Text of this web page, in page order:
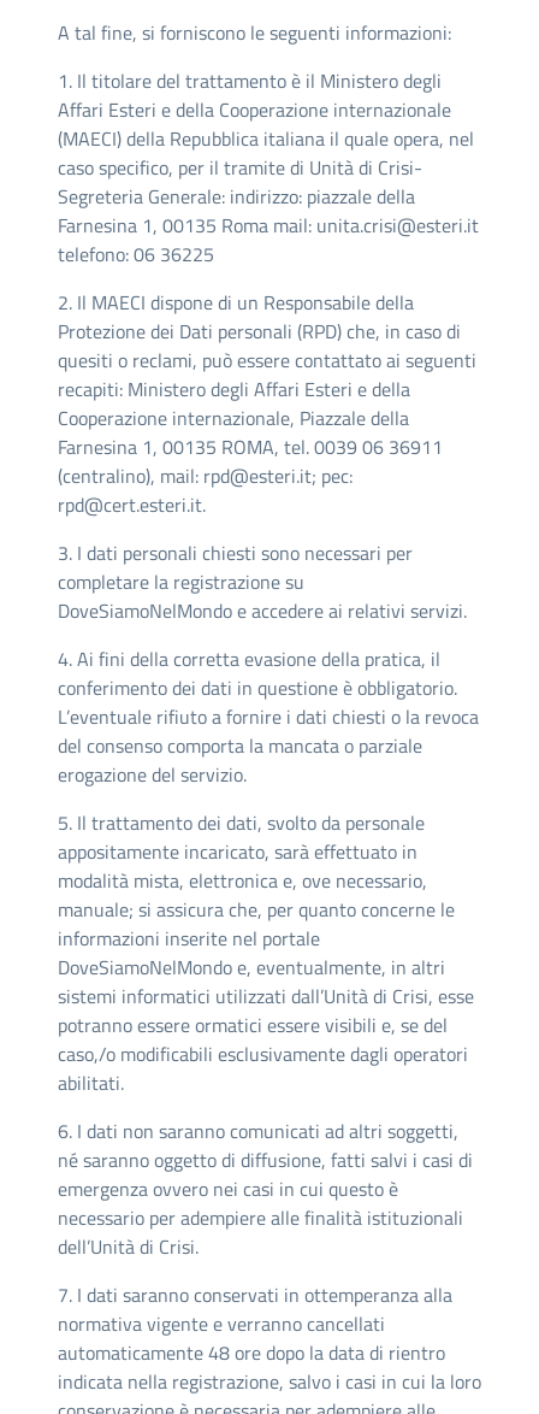
A tal fine, si forniscono le seguenti informazioni:
1. Il titolare del trattamento è il Ministero degli
Affari Esteri e della Cooperazione internazionale
(MAECI) della Repubblica italiana il quale opera, nel
caso specifico, per il tramite di Unità di Crisi-
Segreteria Generale: indirizzo: piazzale della
Farnesina 1, 00135 Roma mail: unita.crisi@esteri.it
telefono: 06 36225
2. Il MAECI dispone di un Responsabile della
Protezione dei Dati personali (RPD) che, in caso di
quesiti o reclami, può essere contattato ai seguenti
recapiti: Ministero degli Affari Esteri e della
Cooperazione internazionale, Piazzale della
Farnesina 1, 00135 ROMA, tel. 0039 06 36911
(centralino), mail: rpd@esteri.it; pec:
rpd@cert.esteri.it.
3. I dati personali chiesti sono necessari per
completare la registrazione su
DoveSiamoNelMondo e accedere ai relativi servizi.
4. Ai fini della corretta evasione della pratica, il
conferimento dei dati in questione è obbligatorio.
L’eventuale rifiuto a fornire i dati chiesti o la revoca
del consenso comporta la mancata o parziale
erogazione del servizio.
5. Il trattamento dei dati, svolto da personale
appositamente incaricato, sarà effettuato in
modalità mista, elettronica e, ove necessario,
manuale; si assicura che, per quanto concerne le
informazioni inserite nel portale
DoveSiamoNelMondo e, eventualmente, in altri
sistemi informatici utilizzati dall’Unità di Crisi, esse
potranno essere ormatici essere visibili e, se del
caso,/o modificabili esclusivamente dagli operatori
abilitati.
6. I dati non saranno comunicati ad altri soggetti,
né saranno oggetto di diffusione, fatti salvi i casi di
emergenza ovvero nei casi in cui questo è
necessario per adempiere alle finalità istituzionali
dell’Unità di Crisi.
7. I dati saranno conservati in ottemperanza alla
normativa vigente e verranno cancellati
automaticamente 48 ore dopo la data di rientro
indicata nella registrazione, salvo i casi in cui la loro